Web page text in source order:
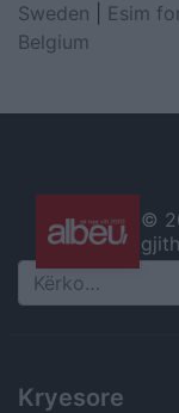
Sweden
Esim
Belgium
©
Search
Kryesore